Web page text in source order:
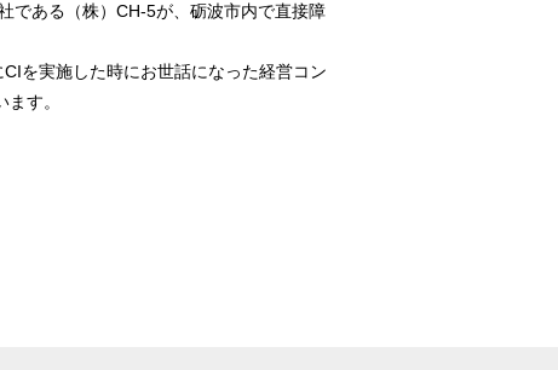
である（株）CH-5が、砺波市内で直接障
を実施した時にお世話になった経営コン
す。